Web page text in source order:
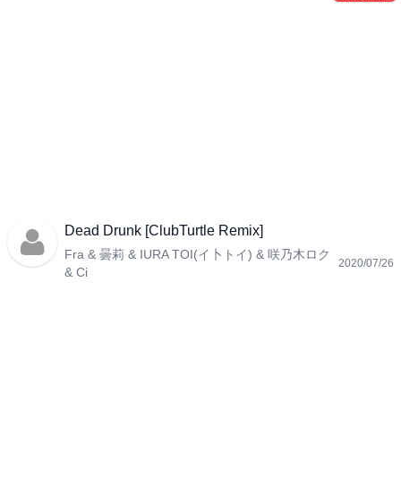
Dead Drunk [ClubTurtle Remix]
Fra & 曇莉 & IURA TOI(イ卜トイ) & 咲乃木ロク
& Ci
2020/07/26